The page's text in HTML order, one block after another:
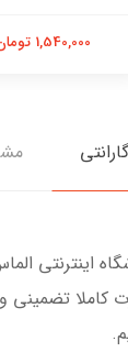
1,540,000 تومان
گارانتی
اینترنتی
کاملا تضمینی